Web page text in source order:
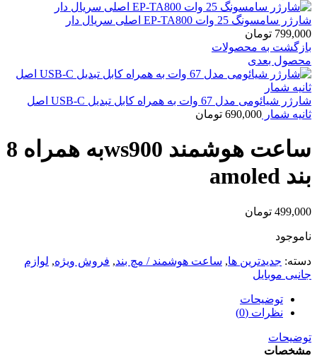
شارژر سامسونگ 25 وات EP-TA800 اصلی سریال دار
799,000 تومان
بازگشت به محصولات
محصول بعدی
شارژر شیائومی مدل 67 وات به همراه کابل تبدیل USB-C اصل
ثانیه شمار 690,000 تومان
ساعت هوشمند ws900به همراه 8
بند amoled
499,000 تومان
ناموجود
دسته: جدیدترین ها, ساعت هوشمند / مچ بند, فروش ویژه, لوازم
جانبی موبایل
توضیحات
نظرات (0)
توضیحات
مشخصات